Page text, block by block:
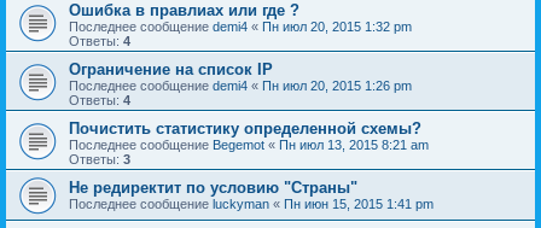
Ошибка в правлиах или где ?
Последнее сообщение demi4 « Пн июл 20, 2015 1:32 pm
Ответы: 4
Ограничение на список IP
Последнее сообщение demi4 « Пн июл 20, 2015 1:26 pm
Ответы: 4
Почистить статистику определенной схемы?
Последнее сообщение Begemot « Пн июл 13, 2015 8:21 am
Ответы: 3
Не редиректит по условию "Страны"
Последнее сообщение luckyman « Пн июн 15, 2015 1:41 pm